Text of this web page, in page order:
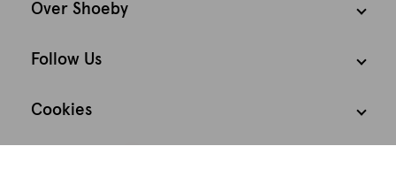
Over Shoeby
Follow Us
Cookies